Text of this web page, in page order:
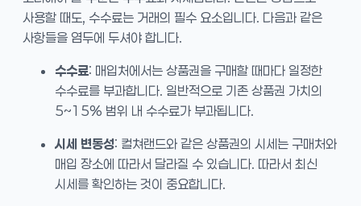
사용할 때도, 수수료는 거래의 필수 요소입니다. 다음과 같은
사항들을 염두에 두셔야 합니다.
수수료: 매입처에서는 상품권을 구매할 때마다 일정한
수수료를 부과합니다. 일반적으로 기존 상품권 가치의
5~15% 범위 내 수수료가 부과됩니다.
시세 변동성: 컬쳐랜드와 같은 상품권의 시세는 구매처와
매입 장소에 따라서 달라질 수 있습니다. 따라서 최신
시세를 확인하는 것이 중요합니다.